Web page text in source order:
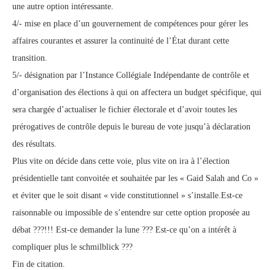
une autre option intéressante.
4/- mise en place d’un gouvernement de compétences pour gérer les
affaires courantes et assurer la continuité de l’État durant cette
transition.
5/- désignation par l’Instance Collégiale Indépendante de contrôle et
d’organisation des élections à qui on affectera un budget spécifique, qui
sera chargée d’actualiser le fichier électorale et d’avoir toutes les
prérogatives de contrôle depuis le bureau de vote jusqu’à déclaration
des résultats.
Plus vite on décide dans cette voie, plus vite on ira à l’élection
présidentielle tant convoitée et souhaitée par les « Gaid Salah and Co »
et éviter que le soit disant « vide constitutionnel » s’installe.Est-ce
raisonnable ou impossible de s’entendre sur cette option proposée au
débat ???!!! Est-ce demander la lune ??? Est-ce qu’on a intérêt à
compliquer plus le schmilblick ???
Fin de citation.